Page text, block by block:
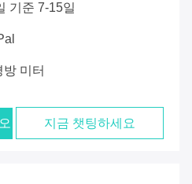
기준 7-15일
미터
지금 챗팅하세요